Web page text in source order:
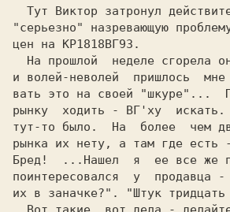
"серьезно" назревающую
цен на КР1818ВГ93.
и волей-неволей  пришлось  мне
вать это на своей "шкуре"...
рынку  ходить - ВГ'ху
тут-то было.  На  более  чем
рынка их нету, а там где
Бред!  ...Нашел  я  ее все же
поинтересовался  у  продавца
их в заначке?". "Штук тридцать